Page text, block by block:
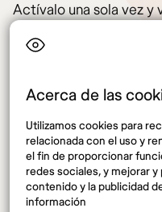
Acerca de las
Utilizamos cookies para
relacionada con el uso y
el fin de proporcionar
redes sociales, y mejorar
contenido y la publicidad
información
Actívalo una sola vez y
🏷️ Usa el código
¿Estás listo para
interrupciones?
👉🏻Activa tu plan y